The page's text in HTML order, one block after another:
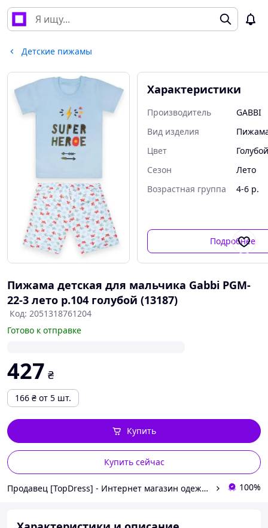
Детские пижамы
Характеристики
Производитель
GABBI
Вид изделия
Цвет
Сезон
Лето
Возрастная группа
4-6 р.
Подробнее
Пижама детская для мальчика Gabbi PGM-
22-3 лето р.104 голубой (13187)
Код: 2051318761204
Готово к отправке
427 ₴
166 ₴ от 5 шт.
Купить сейчас
Купить
Продавец [TopDress] - Интернет магазин одежды для семьи 💖 100%